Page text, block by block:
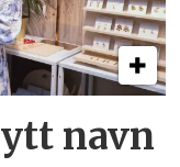
navn